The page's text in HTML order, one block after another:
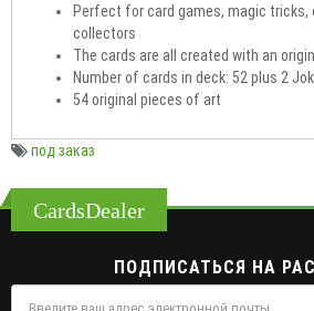
Perfect for card games, magic tricks,
collectors
The cards are all created with an
Number of cards in deck: 52 plus 2
54 original pieces of art
под заказ
CardsDealer
ПОДПИСАТЬСЯ НА